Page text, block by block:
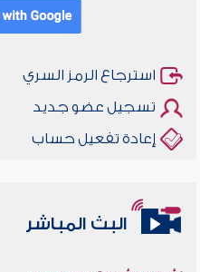
استرجاع الرمز السري
تسجيل عضو جديد
إعادة تفعيل حساب
البث المباشر